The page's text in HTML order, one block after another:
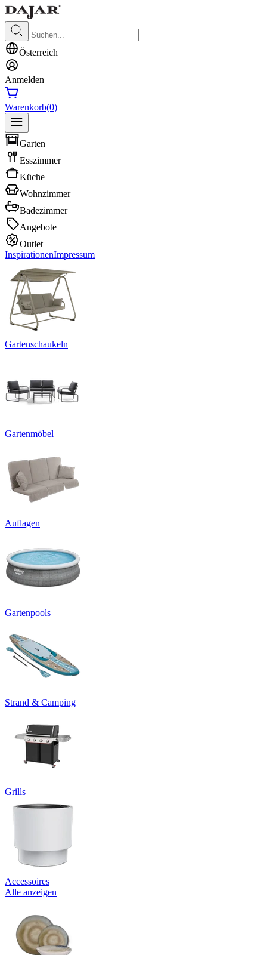
Österreich
Anmelden
Warenkorb(0)
Garten
Esszimmer
Küche
Wohnzimmer
Badezimmer
Angebote
Outlet
InspirationenImpressum
Gartenschaukeln
Gartenmöbel
Auflagen
Gartenpools
Strand & Camping
Grills
Accessoires
Alle anzeigen